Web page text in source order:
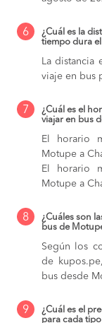
6
¿Cuál es la
tiempo dura
La
viaje en bus
7
¿Cuál es el
viajar en bus
El horario
Motupe a
El horario
Motupe a
8
¿Cuáles son
bus de
Según los
de
bus desde
9
¿Cuál es el
para cada